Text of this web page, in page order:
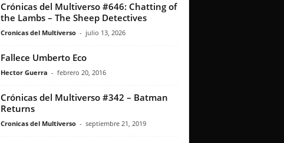
Crónicas del Multiverso #646: Chatting of
the Lambs – The Sheep Detectives
Cronicas del Multiverso - julio 13, 2026
Fallece Umberto Eco
Hector Guerra - febrero 20, 2016
Crónicas del Multiverso #342 – Batman
Returns
Cronicas del Multiverso - septiembre 21, 2019